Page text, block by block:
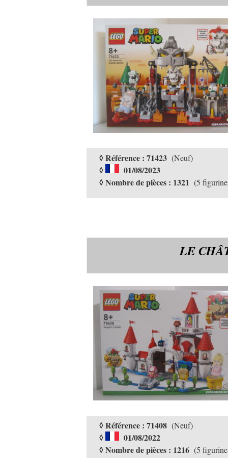
◊ Référence : 71423 (Neuf)
◊
01/08/2023
◊ Nombre de pièces : 1321 (5
LE
◊ Référence : 71408 (Neuf)
◊
01/08/2022
◊ Nombre de pièces : 1216 (5